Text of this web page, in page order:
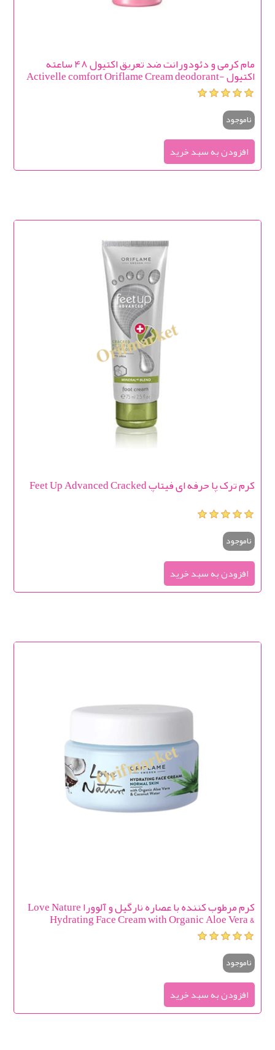
مام کرمی و دئودورانت ضد تعريق اکتیول 48 ساعته
اکتیول Activelle comfort Oriflame Cream deodorant-
antiperspirant with lightening effect Activelle 🍥
ناموجود
کرم ترک پا حرفه ای فیتاپ Feet Up Advanced Cracked
ناموجود
کرم مرطوب کننده با عصاره نارگیل و آلوورا Love Nature
Hydrating Face Cream with Organic Aloe Vera &
Coconut Water
ناموجود